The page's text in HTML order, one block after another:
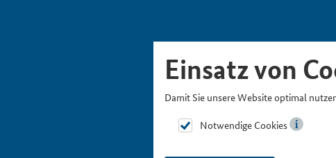
Einsatz von
Damit Sie unsere Website optimal
Notwendige Cookies